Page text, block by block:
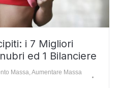
i 7 Migliori
ed 1 Bilanciere
Massa Aumentare Massa